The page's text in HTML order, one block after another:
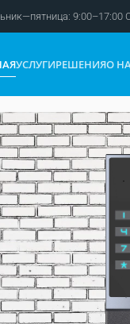
9:00–17:00
УСЛУГИРЕШЕНИЯО